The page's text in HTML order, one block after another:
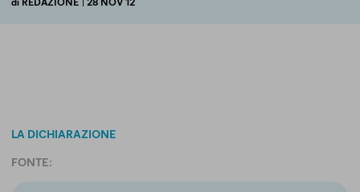
LA DICHIARAZIONE
FONTE: